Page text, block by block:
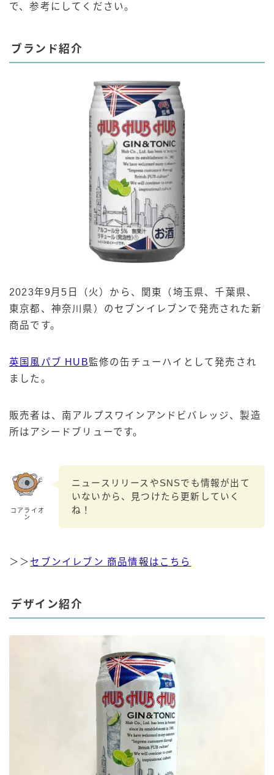
で、参考にしてください。
ブランド紹介
2023年9月5日（火）から、関東（埼玉県、千葉県、
東京都、神奈川県）のセブンイレブンで発売された新
商品です。
英国風パブ HUB監修の缶チューハイとして発売され
ました。
販売者は、南アルプスワインアンドビバレッジ、製造
所はアシードブリューです。
コアライオ
ン
ニュースリリースやSNSでも情報が出て
いないから、見つけたら更新していく
ね！
＞＞ セブンイレブン 商品情報はこちら
デザイン紹介